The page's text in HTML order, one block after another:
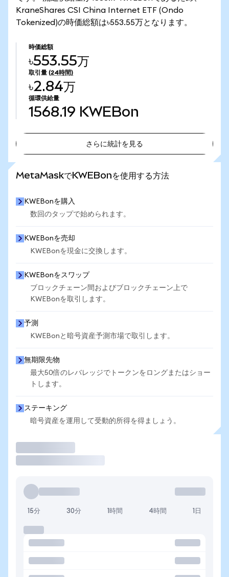
KraneShares CSI China Internet ETF (Ondo
Tokenized)の時価総額は৳553.55万となります。
時価総額
৳553.55万
取引量 (24時間)
৳2.84万
循環供給量
1568.19 KWEBon
さらに統計を見る
MetaMaskでKWEBonを使用する方法
KWEBonを購入
数回のタップで始められます。
KWEBonを売却
KWEBonを現金に交換します。
KWEBonをスワップ
ブロックチェーン間およびブロックチェーン上で
KWEBonを取引します。
予測
KWEBonと暗号資産予測市場で取引します。
無期限先物
最大50倍のレバレッジでトークンをロングまたはショー
トします。
ステーキング
暗号資産を運用して受動的所得を得ましょう。
15分 30分 1時間 4時間 1日